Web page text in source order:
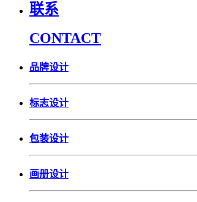
联系
CONTACT
品牌设计
标志设计
包装设计
画册设计